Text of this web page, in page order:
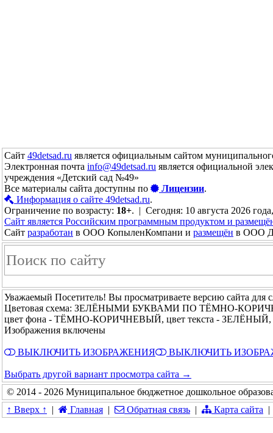
Сайт 49detsad.ru является официальным сайтом
Электронная почта info@49detsad.ru является официальной
учреждения «Детский сад №49»
Все материалы сайта доступны по
Лицензии.
Информация о сайте 49detsad.ru.
Ограничение по возрасту: 18+. | Сегодня: 10 августа 2026
Сайт является Российским программным продуктом и
Сайт разработан в ООО КопыленКомпани и размещён в ООО
Уважаемый Посетитель! Вы просматриваете версию сайта для
Цветовая схема: ЗЕЛЁНЫМИ БУКВАМИ ПО ТЁМНО-
цвет фона - ТЁМНО-КОРИЧНЕВЫЙ, цвет текста - ЗЕЛЁНЫЙ,
Изображения включены
ВЫКЛЮЧИТЬ ИЗОБРАЖЕНИЯ ВЫКЛЮЧИТЬ
Выбрать другой вариант просмотра сайта →
© 2014 - 2026 Муниципальное бюджетное дошкольное
↑ Вверх ↑
| Главная | Обратная связь | Карта сайта